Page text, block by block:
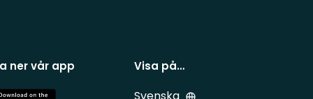
ner vår app Visa på…